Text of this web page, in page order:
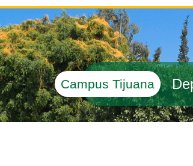
Campus Tijuana